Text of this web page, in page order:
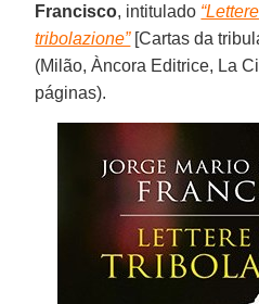
Francisco, intitulado
tribolazione”[Cartas da
(Milão, Àncora Editrice, La
páginas).